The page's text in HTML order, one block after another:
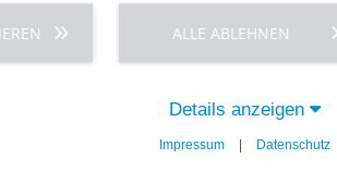
teilen
ALLE ABLEHNEN
Details anzeigen
Impressum | Datenschutz